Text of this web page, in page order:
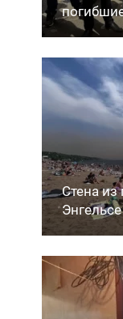
Стена из